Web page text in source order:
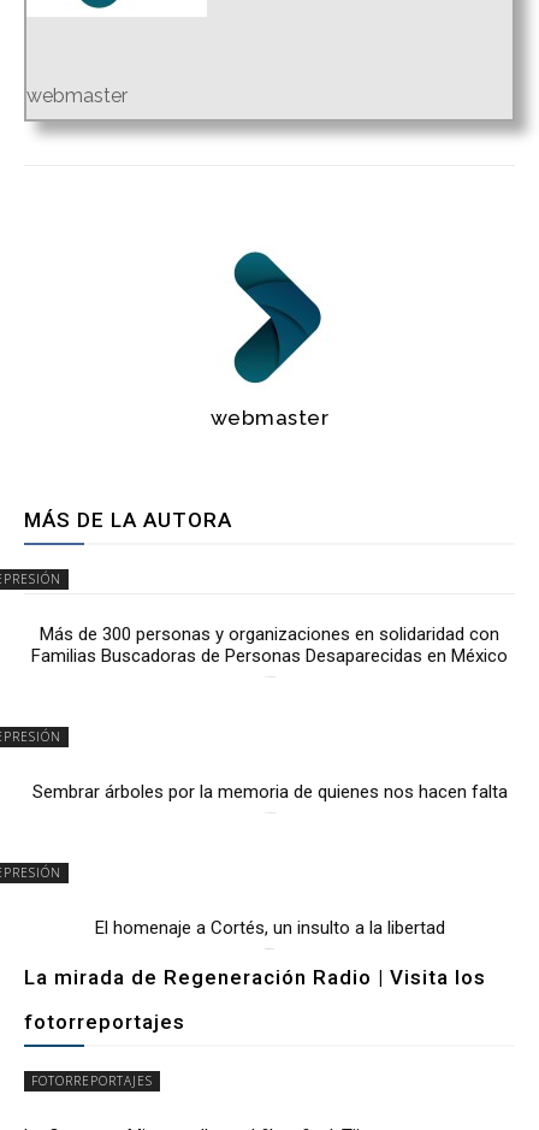
webmaster
webmaster
MÁS DE LA AUTORA
Más de 300 personas y organizaciones en solidaridad con
Familias Buscadoras de Personas Desaparecidas en México
Sembrar árboles por la memoria de quienes nos hacen falta
El homenaje a Cortés, un insulto a la libertad
La mirada de Regeneración Radio | Visita los
fotorreportajes
FOTORREPORTAJES